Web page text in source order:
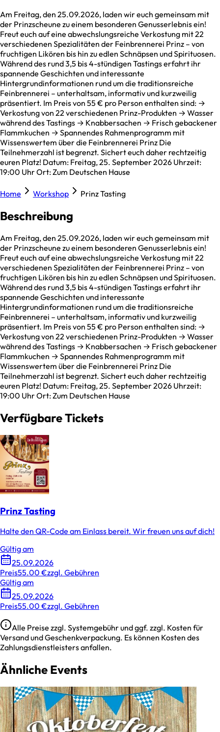
Am Freitag, den 25.09.2026, laden wir euch gemeinsam mit
der Prinzscheune zu einem besonderen Genusserlebnis ein!
Freut euch auf eine abwechslungsreiche Verkostung mit 22
verschiedenen Spezialitäten der Feinbrennerei Prinz – von
fruchtigen Likören bis hin zu edlen Schnäpsen und Spirituosen.
Während des rund 3,5 bis 4-stündigen Tastings erfahrt ihr
spannende Geschichten und interessante
Hintergrundinformationen rund um die traditionsreiche
Feinbrennerei – unterhaltsam, informativ und kurzweilig
präsentiert. Im Preis von 55 € pro Person enthalten sind: →
Verkostung von 22 verschiedenen Prinz-Produkten → Wasser
während des Tastings → Knabbersachen → Frisch gebackener
Flammkuchen → Spannendes Rahmenprogramm mit
Wissenswertem über die Feinbrennerei Prinz Die
Teilnehmerzahl ist begrenzt. Sichert euch daher rechtzeitig
euren Platz! Datum: Freitag, 25. September 2026 Uhrzeit:
19:00 Uhr Ort: Zum Deutschen Hause
Home Workshop Prinz Tasting
Beschreibung
Am Freitag, den 25.09.2026, laden wir euch gemeinsam mit
der Prinzscheune zu einem besonderen Genusserlebnis ein!
Freut euch auf eine abwechslungsreiche Verkostung mit 22
verschiedenen Spezialitäten der Feinbrennerei Prinz – von
fruchtigen Likören bis hin zu edlen Schnäpsen und Spirituosen.
Während des rund 3,5 bis 4-stündigen Tastings erfahrt ihr
spannende Geschichten und interessante
Hintergrundinformationen rund um die traditionsreiche
Feinbrennerei – unterhaltsam, informativ und kurzweilig
präsentiert. Im Preis von 55 € pro Person enthalten sind: →
Verkostung von 22 verschiedenen Prinz-Produkten → Wasser
während des Tastings → Knabbersachen → Frisch gebackener
Flammkuchen → Spannendes Rahmenprogramm mit
Wissenswertem über die Feinbrennerei Prinz Die
Teilnehmerzahl ist begrenzt. Sichert euch daher rechtzeitig
euren Platz! Datum: Freitag, 25. September 2026 Uhrzeit:
19:00 Uhr Ort: Zum Deutschen Hause
Verfügbare Tickets
Prinz Tasting
Halte den QR-Code am Einlass bereit. Wir freuen uns auf dich!
Gültig am
25.09.2026
Preis55.00 €zzgl. Gebühren
Gültig am
25.09.2026
Preis55.00 €zzgl. Gebühren
Alle Preise zzgl. Systemgebühr und ggf. zzgl. Kosten für
Versand und Geschenkverpackung. Es können Kosten des
Zahlungsdienstleisters anfallen.
Ähnliche Events